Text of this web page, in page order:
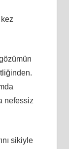
nefessiz
sikiyle